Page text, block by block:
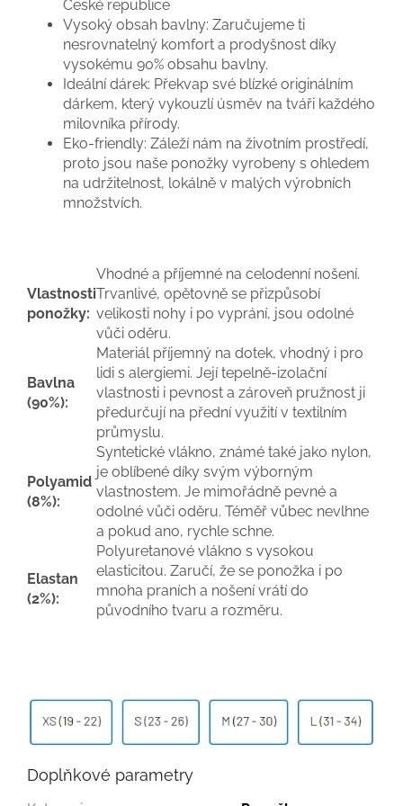
České republice
Vysoký obsah bavlny: Zaručujeme ti
nesrovnatelný komfort a prodyšnost díky
vysokému 90% obsahu bavlny.
Ideální dárek: Překvap své blízké originálním
dárkem, který vykouzlí úsměv na tváři každého
milovníka přírody.
Eko-friendly: Záleží nám na životním prostředí,
proto jsou naše ponožky vyrobeny s ohledem
na udržitelnost, lokálně v malých výrobních
množstvích.
Vlastnosti
ponožky:
Vhodné a příjemné na celodenní nošení.
Trvanlivé, opětovně se přizpůsobí
velikosti nohy i po vyprání, jsou odolné
vůči oděru.
Bavlna
(90%):
Materiál příjemný na dotek, vhodný i pro
lidi s alergiemi. Její tepelně-izolační
vlastnosti i pevnost a zároveň pružnost ji
předurčují na přední využití v textilním
průmyslu.
Polyamid
(8%):
Syntetické vlákno, známé také jako nylon,
je oblíbené díky svým výborným
vlastnostem. Je mimořádně pevné a
odolné vůči oděru. Téměř vůbec nevlhne
a pokud ano, rychle schne.
Elastan
(2%):
Polyuretanové vlákno s vysokou
elasticitou. Zaručí, že se ponožka i po
mnoha praních a nošení vrátí do
původního tvaru a rozměru.
Doplňkové parametry